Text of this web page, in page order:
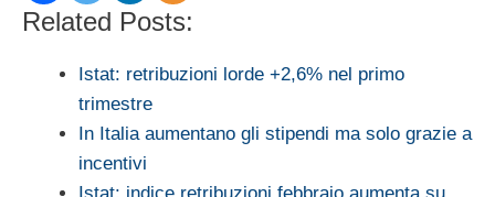
Related Posts:
Istat: retribuzioni lorde +2,6% nel primo
trimestre
In Italia aumentano gli stipendi ma solo grazie a
incentivi